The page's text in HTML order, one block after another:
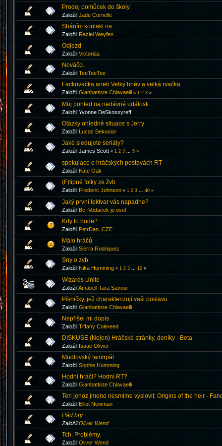
Prodej pomůcek do školy
Založil Jade Cornelle
Sháním kontakt na...
Založil Raziel Weyfen
Odjezd
Založil Victoriaa
Nováčci.
Založil TeeTeeTee
Fackovačka aneb Velký hněv a velká rvačka
Založil Gianbattiste Chiavaelli « 1 2 3 »
Můj pohled na nedávné události
Založil Yvonne DeSkossyreff
Otázky ohledně situace s Jerry
Založil Lucas Bekusior
Jaké sledujete seriály?
Založil James Scott « 1 2 3 5 »
spekulace o hráčských postavách RT
Založil Kate Oak
(F)tipné fotky ze žvb
Založil Frederic Johnson « 1 2 3 40 »
Jaký první lektvar vás napadne?
Založil Bc. Vodacek je osel
Kdy to bude?
Založil PetrDan_CZE
Málo hráčů
Založil Sierra Rodriquez
Sny o zvb
Založil Nika Humming « 1 2 3 10 »
Wizards Unite
ZaložilAmabell Tara Savour
Písničky, jež charakterizují vaši postavu
Založil Gianbattiste Chiavaelli
Nepřišel mi dopis
Založil Tiffany Colereed
DISKUSE (Nejen) Hráčské stránky, deníky - Beta
Založil Isaac Olivier
Mudlovský famfrpál
Založil Sophie Humming
Hodní hráči? Hodní RT?
Založil Gianbattiste Chiavaelli
Ten jehoz jmeno nesmime vyslovit: Origins of the heir -
Založil Elliot Newman
Pád hry.
ZaložilOliver Wend
Tch. Problémy.
Založil Oliver Wend